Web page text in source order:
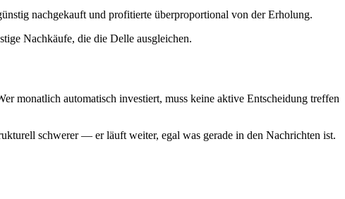
nachgekauft und profitierte überproportional von der Erholung.
Nachkäufe, die die Delle ausgleichen.
monatlich automatisch investiert, muss keine aktive Entscheidung treffen
schwerer — er läuft weiter, egal was gerade in den Nachrichten ist.